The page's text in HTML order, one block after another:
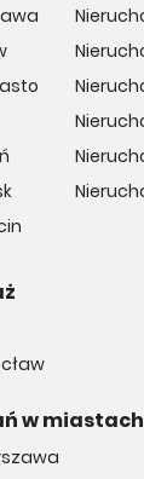
w miastach